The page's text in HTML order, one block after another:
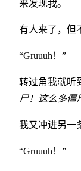
来发现我。
有人来了，但
“Gruuuh！”
转过角我就听
尸！这么多僵
我又冲进另一
“Gruuuh！”